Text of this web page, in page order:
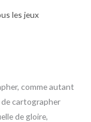
les jeux
comme autant
cartographer
de gloire,